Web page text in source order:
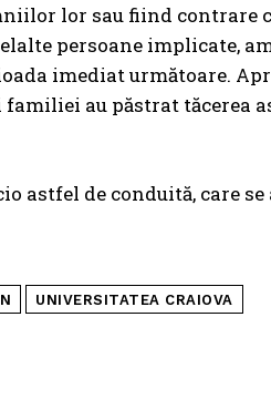
lor sau fiind contrare
persoane implicate,
imediat următoare.
au păstrat tăcerea
astfel de conduită, care se
UNIVERSITATEA CRAIOVA